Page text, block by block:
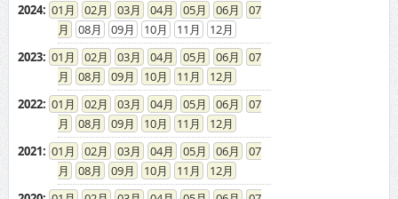
2024: 01 02 03 04 05 06
07
08
09 10 11
12
2023: 01 02 03 04 05 06
07
08
09 10 11
12
2022: 01 02 03 04 05 06
07
08
09 10 11
12
2021: 01 02 03 04 05 06
07
08
09 10 11
12